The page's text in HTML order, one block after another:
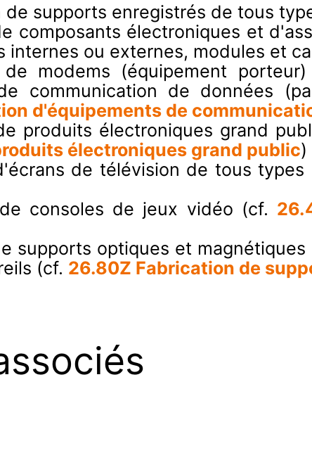
supports enregistrés de tous
composants électroniques et
internes ou externes, modules et
modems (équipement
communication de données
d'équipements de
produits électroniques grand
électroniques grand public)
de télévision de tous types
consoles de jeux vidéo (cf.
supports optiques et
(cf. 26.80Z Fabrication de